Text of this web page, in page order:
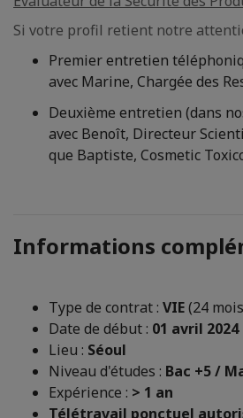
Si votre profil retient notre
Premier entretien
avec Marine, Chargée des
Deuxième entretien (dans
avec Benoît, Directeur
que Baptiste, Cosmetic
Informations
Type de contrat : VIE(24
Date de début : 01 avril 2024
Lieu : Séoul
Niveau d'études : Bac +5 /
Expérience : > 1 an
Télétravail ponctuel